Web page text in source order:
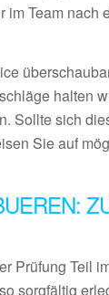
Team nach
halten
Sollte sich
Sie auf
Prüfung Teil
sorgfältig